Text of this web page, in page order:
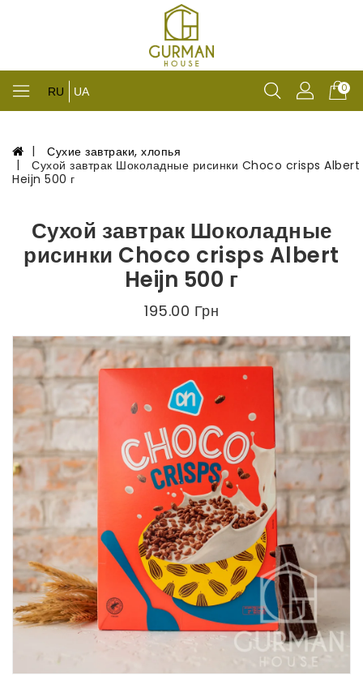
RU UA 0
Сухие завтраки, хлопья
Сухой завтрак Шоколадные рисинки Choco crisps Albert
Heijn 500 г
Сухой завтрак Шоколадные
рисинки Choco crisps Albert
Heijn 500 г
195.00 Грн